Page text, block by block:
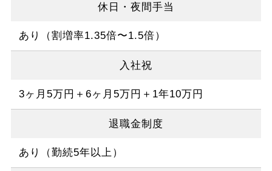
休日・夜間手当
あり（割増率1.35倍〜1.5倍）
入社祝
3ヶ月5万円＋6ヶ月5万円＋1年10万円
退職金制度
あり（勤続5年以上）